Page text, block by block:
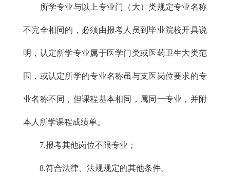
所学专业与以上专业门（大）类规定专业名称
不完全相同的，必须由报考人员到毕业院校开具说
明，认定所学专业属于医学门类或医药卫生大类范
围，或认定所学的专业名称虽与支医岗位要求的专
业名称不同，但课程基本相同，属同一专业，并附
本人所学课程成绩单。
7.报考其他岗位不限专业；
8.符合法律、法规规定的其他条件。